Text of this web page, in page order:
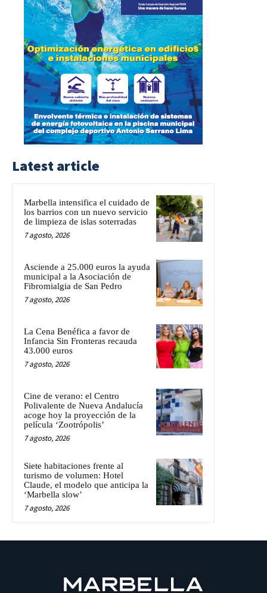
Latest article
Marbella intensifica el cuidado de
los barrios con un nuevo servicio
de limpieza de islas soterradas
7 agosto, 2026
Asciende a 25.000 euros la ayuda
municipal a la Asociación de
Fibromialgia de San Pedro
7 agosto, 2026
La Cena Benéfica a favor de
Infancia Sin Fronteras recauda
43.000 euros
7 agosto, 2026
Cine de verano: el Centro
Polivalente de Nueva Andalucía
acoge hoy la proyección de la
película ‘Zootrópolis’
7 agosto, 2026
Siete habitaciones frente al
turismo de volumen: Hotel
Claude, el modelo que anticipa la
‘Marbella slow’
7 agosto, 2026